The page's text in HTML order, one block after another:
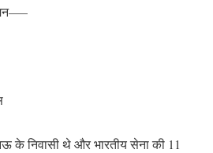
के निवासी थे और भारतीय सेना की 11